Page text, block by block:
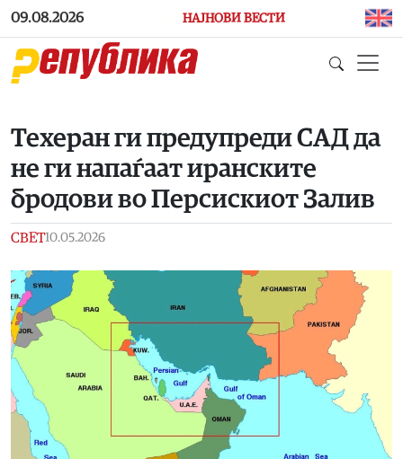
Skip to main content
09.08.2026 НАЈНОВИ ВЕСТИ
Техеран ги предупреди САД да
не ги напаѓаат иранските
бродови во Персискиот Залив
СВЕТ10.05.2026